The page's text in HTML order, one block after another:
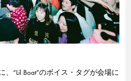
、“Lil Boat”のボイス・タグが会場に